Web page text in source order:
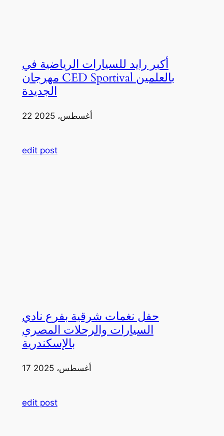
أكبر رايد للسيارات الرياضية في
مهرجان CED Sportival بالعلمين
الجديدة
22 أغسطس، 2025
edit post
حفل نغمات شرقية بفرع نادي
السيارات والرحلات المصري
بالإسكندرية
17 أغسطس، 2025
edit post